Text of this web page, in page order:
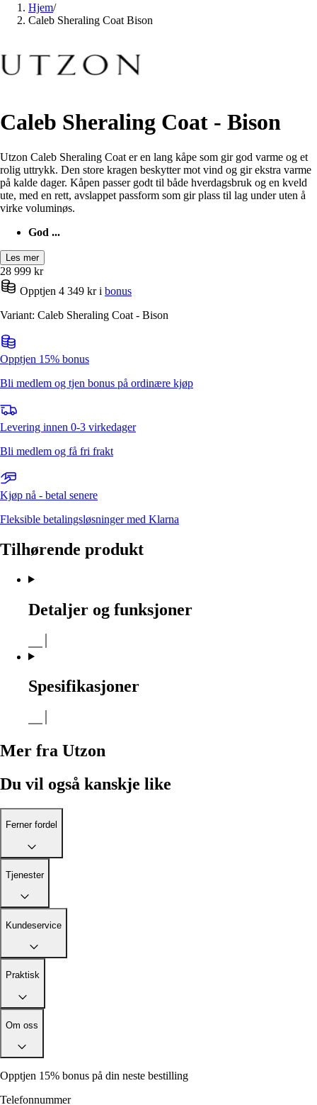
Hjem/
Caleb Sheraling Coat Bison
Caleb Sheraling Coat - Bison
Utzon Caleb Sheraling Coat er en lang kåpe som gir god varme og et
rolig uttrykk. Den store kragen beskytter mot vind og gir ekstra varme
på kalde dager. Kåpen passer godt til både hverdagsbruk og en kveld
ute, med en rett, avslappet passform som gir plass til lag under uten å
virke voluminøs.
God ...
Les mer
28 999 kr
Opptjen 4 349 kr i bonus
Variant: Caleb Sheraling Coat - Bison
Opptjen 15% bonus
Bli medlem og tjen bonus på ordinære kjøp
Levering innen 0-3 virkedager
Bli medlem og få fri frakt
Kjøp nå - betal senere
Fleksible betalingsløsninger med Klarna
Tilhørende produkt
Detaljer og funksjoner
Spesifikasjoner
Mer fra Utzon
Du vil også kanskje like
Ferner fordel
Tjenester
Kundeservice
Praktisk
Om oss
Opptjen 15% bonus på din neste bestilling
Telefonnummer